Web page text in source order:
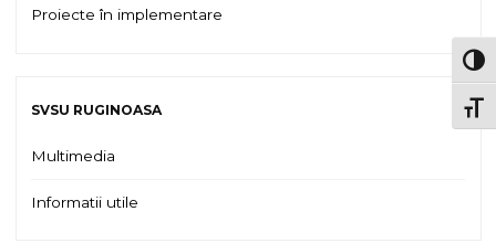
Proiecte în implementare
SVSU RUGINOASA
Multimedia
Informatii utile